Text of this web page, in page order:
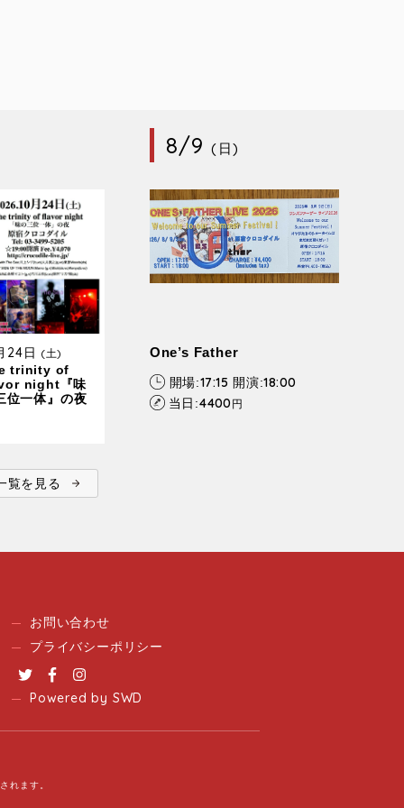
24日 (土)
trinity of
night『味
位一体』の夜
覧を見る
8/9(日)
One’s Father
開場:17:15 開演:18:00
当日:4400 円
お問い合わせ
プライバシーポリシー
TwitterFacebook
Powered by SWD
れます。